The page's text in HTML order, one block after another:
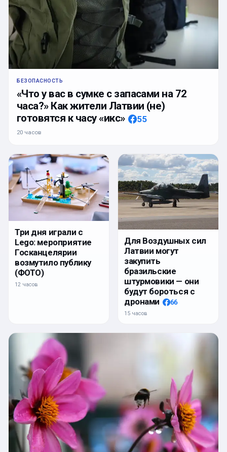
БЕЗОПАСНОСТЬ
«Что у вас в сумке с запасами на 72
часа?» Как жители Латвии (не)
готовятся к часу «икс»
55
20 часов
Три дня играли с
Lego: мероприятие
Госканцелярии
возмутило публику
(ФОТО)
12 часов
Для Воздушных сил
Латвии могут
закупить
бразильские
штурмовики — они
будут бороться с
дронами
66
15 часов